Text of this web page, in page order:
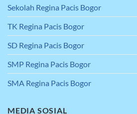
Sekolah Regina Pacis Bogor
TK Regina Pacis Bogor
SD Regina Pacis Bogor
SMP Regina Pacis Bogor
SMA Regina Pacis Bogor
MEDIA SOSIAL